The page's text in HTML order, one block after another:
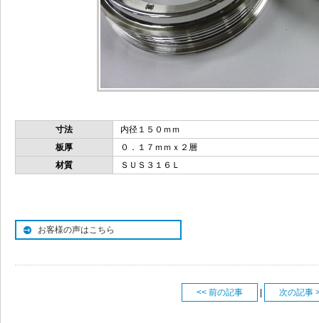
寸法
内径１５０ｍｍ
板厚
０．１７ｍｍｘ２層
材質
ＳＵＳ３１６Ｌ
お客様の声はこちら
<< 前の記事 次の記事